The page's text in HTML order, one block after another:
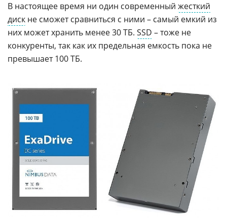
В настоящее время ни один современный жесткий
диск не сможет сравниться с ними – самый емкий из
них может хранить менее 30 ТБ. SSD – тоже не
конкуренты, так как их предельная емкость пока не
превышает 100 ТБ.